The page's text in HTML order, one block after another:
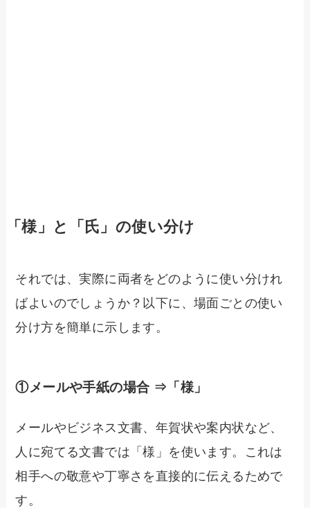
「様」と「氏」の使い分け
それでは、実際に両者をどのように使い分けれ
ばよいのでしょうか？以下に、場面ごとの使い
分け方を簡単に示します。
①メールや手紙の場合 ⇒「様」
メールやビジネス文書、年賀状や案内状など、
人に宛てる文書では「様」を使います。これは
相手への敬意や丁寧さを直接的に伝えるためで
す。